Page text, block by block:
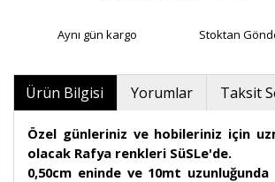
Aynı gün kargo Stoktan
Ürün Bilgisi Yorumlar Taksit
Özel günleriniz ve hobileriniz için
olacak Rafya renkleri SüSLe'de.
0,50cm eninde ve 10mt